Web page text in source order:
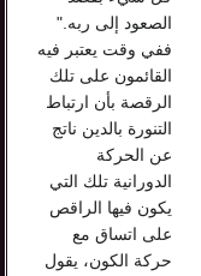
الصعود إلى ربه."
ففي وقت يعتبر فيه
القائمون على تلك
الرقصة بأن ارتباط
التنورة بالدين ناتج
عن الحركة
الدورانية تلك التي
يكون فيها الراقص
على اتساق مع
حركة الكون، يقول